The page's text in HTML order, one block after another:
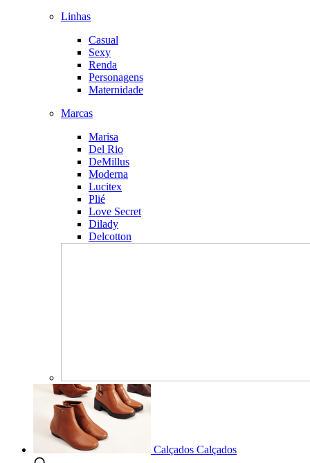
Linhas
Casual
Sexy
Renda
Personagens
Maternidade
Marcas
Marisa
Del Rio
DeMillus
Moderna
Lucitex
Plié
Love Secret
Dilady
Delcotton
Calçados Calçados